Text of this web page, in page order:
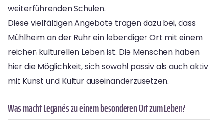
weiterführenden Schulen.
Diese vielfältigen Angebote tragen dazu bei, dass
Mühlheim an der Ruhr ein lebendiger Ort mit einem
reichen kulturellen Leben ist. Die Menschen haben
hier die Möglichkeit, sich sowohl passiv als auch aktiv
mit Kunst und Kultur auseinanderzusetzen.
Was macht Leganés zu einem besonderen Ort zum Leben?